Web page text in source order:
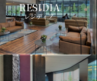
RESIDIA
レジディア